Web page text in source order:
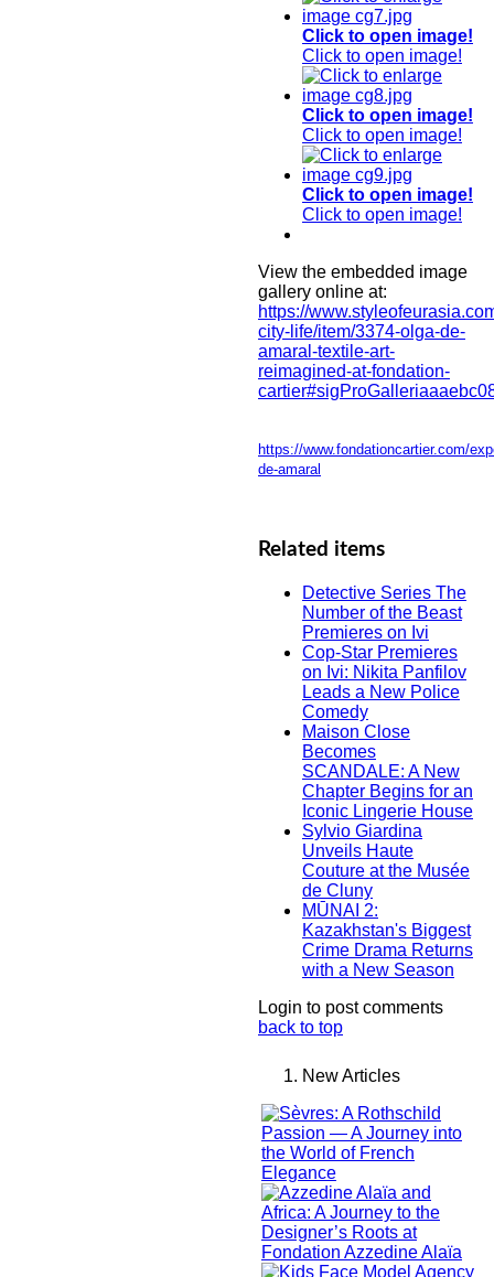
Click to open image!
Click to open image!
Click to open image!
Click to open image!
Click to open image!
Click to open image!
View the embedded image
gallery online at:
https://
city-life/item/3374-olga-de-
amaral-textile-art-
reimagined-at-fondation-
https://www.fondationcartier.com/
de-amaral
Related items
Detective Series The
Number of the Beast
Premieres on Ivi
Cop-Star Premieres
on Ivi: Nikita Panfilov
Leads a New Police
Comedy
Maison Close
Becomes
SCANDALE: A New
Chapter Begins for an
Iconic Lingerie House
Sylvio Giardina
Unveils Haute
Couture at the Musée
de Cluny
MŪNAI 2:
Kazakhstan's Biggest
Crime Drama Returns
with a New Season
Login to post comments
back to top
New Articles